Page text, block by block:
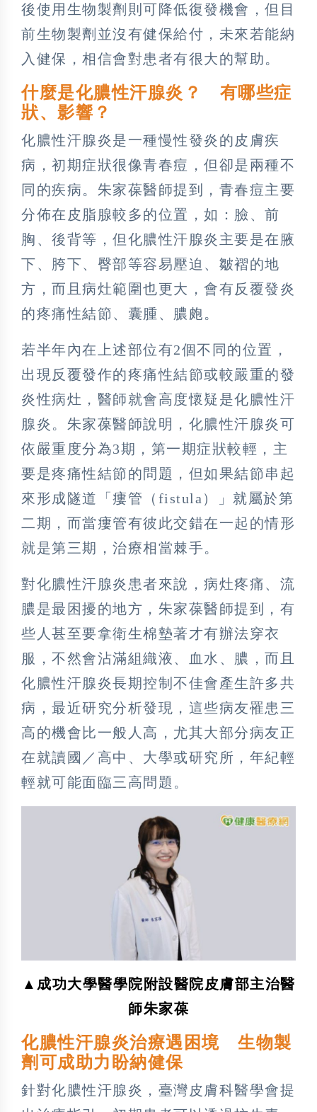
後使用生物製劑則可降低復發機會，但目
前生物製劑並沒有健保給付，未來若能納
入健保，相信會對患者有很大的幫助。
什麼是化膿性汗腺炎？ 有哪些症
狀、影響？
化膿性汗腺炎是一種慢性發炎的皮膚疾
病，初期症狀很像青春痘，但卻是兩種不
同的疾病。朱家葆醫師提到，青春痘主要
分佈在皮脂腺較多的位置，如：臉、前
胸、後背等，但化膿性汗腺炎主要是在腋
下、胯下、臀部等容易壓迫、皺褶的地
方，而且病灶範圍也更大，會有反覆發炎
的疼痛性結節、囊腫、膿皰。
若半年內在上述部位有2個不同的位置，
出現反覆發作的疼痛性結節或較嚴重的發
炎性病灶，醫師就會高度懷疑是化膿性汗
腺炎。朱家葆醫師說明，化膿性汗腺炎可
依嚴重度分為3期，第一期症狀較輕，主
要是疼痛性結節的問題，但如果結節串起
來形成隧道「瘻管（fistula）」就屬於第
二期，而當瘻管有彼此交錯在一起的情形
就是第三期，治療相當棘手。
對化膿性汗腺炎患者來說，病灶疼痛、流
膿是最困擾的地方，朱家葆醫師提到，有
些人甚至要拿衛生棉墊著才有辦法穿衣
服，不然會沾滿組織液、血水、膿，而且
化膿性汗腺炎長期控制不佳會產生許多共
病，最近研究分析發現，這些病友罹患三
高的機會比一般人高，尤其大部分病友正
在就讀國／高中、大學或研究所，年紀輕
輕就可能面臨三高問題。
▲成功大學醫學院附設醫院皮膚部主治醫
師朱家葆
化膿性汗腺炎治療遇困境 生物製
劑可成助力盼納健保
針對化膿性汗腺炎，臺灣皮膚科醫學會提